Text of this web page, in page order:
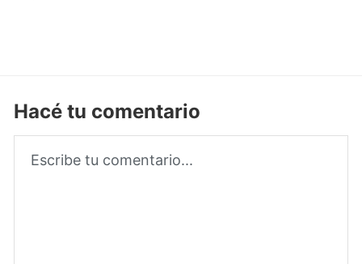
Hacé tu comentario